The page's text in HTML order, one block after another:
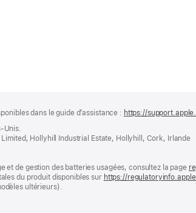
dans le guide d’assistance : https://
Unis.
Hollyhill Industrial Estate, Hollyhill, Cork, Irlande
et de gestion des batteries usagées, consultez la page
du produit disponibles sur https://
ultérieurs).